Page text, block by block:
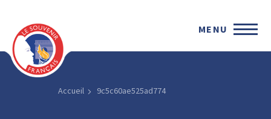
MENU
Accueil 9c5c60ae525ad774